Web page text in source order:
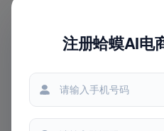
我的店铺
生成记录
我的收藏
清晰视频 视频创作可选
注册蛤蟆AI电